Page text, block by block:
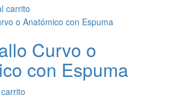
pueden
en
la
página
de
carrito
Curvo o
con Espuma